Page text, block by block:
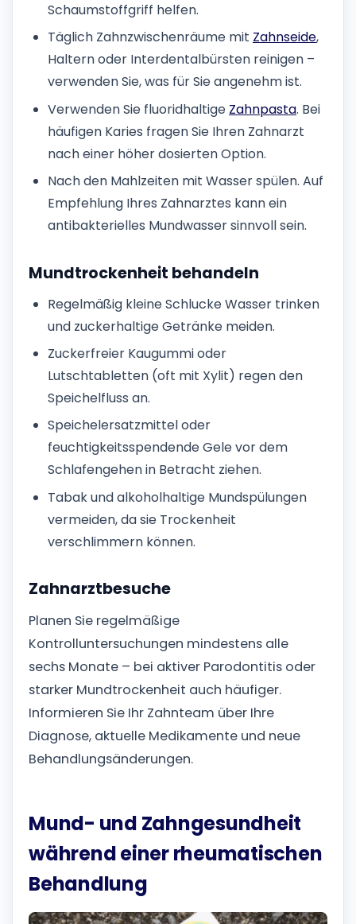
Schaumstoffgriff helfen.
Täglich Zahnzwischenräume mit Zahnseide,
Haltern oder Interdentalbürsten reinigen –
verwenden Sie, was für Sie angenehm ist.
Verwenden Sie fluoridhaltige Zahnpasta. Bei
häufigen Karies fragen Sie Ihren Zahnarzt
nach einer höher dosierten Option.
Nach den Mahlzeiten mit Wasser spülen. Auf
Empfehlung Ihres Zahnarztes kann ein
antibakterielles Mundwasser sinnvoll sein.
Mundtrockenheit behandeln
Regelmäßig kleine Schlucke Wasser trinken
und zuckerhaltige Getränke meiden.
Zuckerfreier Kaugummi oder
Lutschtabletten (oft mit Xylit) regen den
Speichelfluss an.
Speichelersatzmittel oder
feuchtigkeitsspendende Gele vor dem
Schlafengehen in Betracht ziehen.
Tabak und alkoholhaltige Mundspülungen
vermeiden, da sie Trockenheit
verschlimmern können.
Zahnarztbesuche
Planen Sie regelmäßige
Kontrolluntersuchungen mindestens alle
sechs Monate – bei aktiver Parodontitis oder
starker Mundtrockenheit auch häufiger.
Informieren Sie Ihr Zahnteam über Ihre
Diagnose, aktuelle Medikamente und neue
Behandlungsänderungen.
Mund- und Zahngesundheit
während einer rheumatischen
Behandlung